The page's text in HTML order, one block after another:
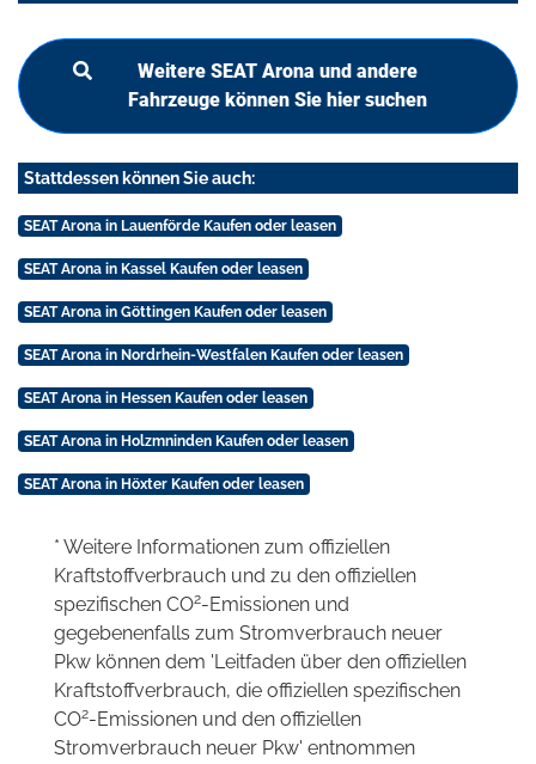
Weitere SEAT Arona und andere
Fahrzeuge können Sie hier suchen
Stattdessen können Sie auch:
SEAT Arona in Lauenförde Kaufen oder leasen
SEAT Arona in Kassel Kaufen oder leasen
SEAT Arona in Göttingen Kaufen oder leasen
SEAT Arona in Nordrhein-Westfalen Kaufen oder leasen
SEAT Arona in Hessen Kaufen oder leasen
SEAT Arona in Holzmninden Kaufen oder leasen
SEAT Arona in Höxter Kaufen oder leasen
* Weitere Informationen zum offiziellen
Kraftstoffverbrauch und zu den offiziellen
spezifischen CO2-Emissionen und
gegebenenfalls zum Stromverbrauch neuer
Pkw können dem 'Leitfaden über den offiziellen
Kraftstoffverbrauch, die offiziellen spezifischen
CO2-Emissionen und den offiziellen
Stromverbrauch neuer Pkw' entnommen